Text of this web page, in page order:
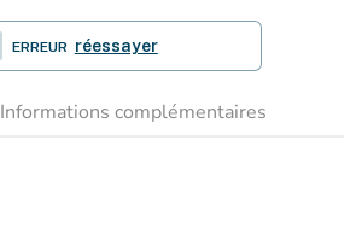
ERREUR réessayer
Informations complémentaires